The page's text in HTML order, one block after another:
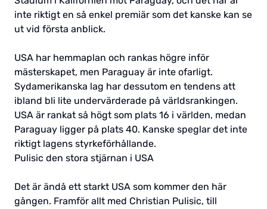
inte riktigt en så enkel premiär som det kanske kan se
ut vid första anblick.
USA har hemmaplan och rankas högre inför
mästerskapet, men Paraguay är inte ofarligt.
Sydamerikanska lag har dessutom en tendens att
ibland bli lite undervärderade på världsrankingen.
USA är rankat så högt som plats 16 i världen, medan
Paraguay ligger på plats 40. Kanske speglar det inte
riktigt lagens styrkeförhållande.
Pulisic den stora stjärnan i USA
Det är ändå ett starkt USA som kommer den här
gången. Framför allt med Christian Pulisic, till